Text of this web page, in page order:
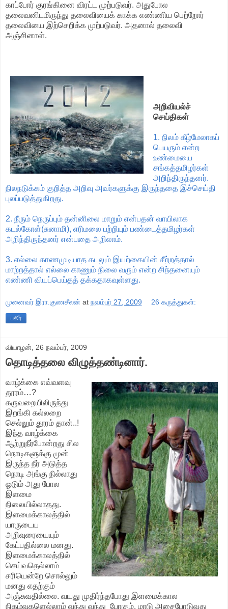
காப்போர் குரங்கினை விரட்ட முற்படுவர். அதுபோல
தலைவனிடமிருந்து தலைவியைக் காக்க எண்ணிய பெற்றோர்
தலைவியை இற்செறிக்க முற்படுவர். அதனால் தலைவி
அஞ்சினாள்.
அறிவியல்ச்
செய்திகள்
1. நிலம் கீழ்மேலாகப்
பெயரும் என்ற
உண்மையை
சங்கத்தமிழர்கள்
அறிந்திருந்தனர்.
நிலநடுக்கம் குறித்த அறிவு அவர்களுக்கு இருந்ததை இச்செய்தி
புலப்படுத்துகிறது.
2. நீரும் நெருப்பும் தன்னிலை மாறும் என்பதன் வாயிலாக
கடல்கோள்(சுனாமி), எரிமலை பற்றியும் பண்டைத்தமிழர்கள்
அறிந்திருந்தனர் என்பதை அறிலாம்.
3. எல்லை காணமுடியாத கடலும் இயற்கையின் சீற்றத்தால்
மாற்றத்தால் எல்லை காணும் நிலை வரும் என்ற சிந்தனையும்
எண்ணி வியப்பெய்தத் தக்கதாகவுள்ளது.
முனைவர் இரா.குணசீலன் at நவம்பர் 27, 2009 26 கருத்துகள்:
பகிர்
வியாழன், 26 நவம்பர், 2009
தொடித்தலை விழுத்தண்டினார்.
வாழ்க்கை எவ்வளவு
தூரம்…?
கருவறையிலிருந்து
இறங்கி கல்லறை
செல்லும் தூரம் தான்..!
இந்த வாழ்க்கை
ஆற்றுநீர்போன்றது சில
நொடிகளுக்கு முன்
இருந்த நீர் அடுத்த
நொடி அங்கு நில்லாது
ஓடும் அது போல
இளமை
நிலையில்லாதது.
இளமைக்காலத்தில்
யாருடைய
அறிவுரையையும்
கேட்பதில்லை மனது.
இளமைக்காலத்தில்
செய்வதெல்லாம்
சரியென்றே சொல்லும்
மனது எதற்கும்
அஞ்சுவதில்லை. வயது முதிர்ந்தபோது இளமைக்கால
நிகழ்வுகளெல்லாம் வந்து வந்து போகும். மாடு அசைபோடுவது